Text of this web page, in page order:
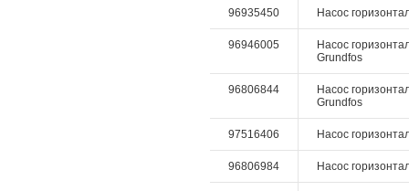
96935450 Насос
96946005
Насос
Grundfos
96806844
Насос
Grundfos
97516406 Насос
96806984 Насос